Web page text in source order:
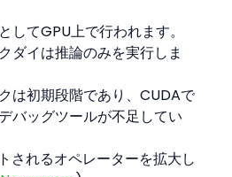
してGPU上で行われます。
ダイは推論のみを実行しま
は初期段階であり、CUDAで
バッグツールが不足してい
されるオペレーターを拡大し